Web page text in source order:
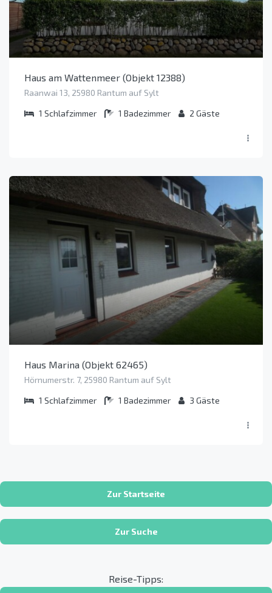
Haus am Wattenmeer (Objekt 12388)
Raanwai 13, 25980 Rantum auf Sylt
1 Schlafzimmer 1 Badezimmer 2 Gäste
Haus Marina (Objekt 62465)
Hörnumerstr. 7, 25980 Rantum auf Sylt
1 Schlafzimmer 1 Badezimmer 3 Gäste
Zur Startseite
Zur Suche
Reise-Tipps: